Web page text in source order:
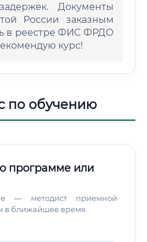
Документы
России заказным
в реестре ФИС ФРДО
курс!
по обучению
программе или
— методист приемной
в ближайшее время.